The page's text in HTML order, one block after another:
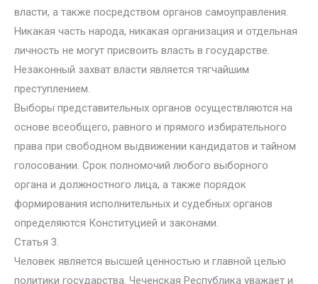
власти, а также посредством органов самоуправления.
Никакая часть народа, никакая организация и отдельная
личность не могут присвоить власть в государстве.
Незаконный захват власти является тягчайшим
преступлением.
Выборы представительных органов осуществляются на
основе всеобщего, равного и прямого избирательного
права при свободном выдвижении кандидатов и тайном
голосовании. Срок полномочий любого выборного
органа и должностного лица, а также порядок
формирования исполнительных и судебных органов
определяются Конституцией и законами.
Статья 3.
Человек является высшей ценностью и главной целью
политики государства. Чеченская Республика уважает и